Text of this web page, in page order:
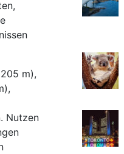
m),
Nutzen